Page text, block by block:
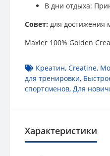
В дни отдыха:
Совет: для достижения
Maxler 100% Golden
Креатин, Creatine,
для тренировки,
спортсменов, Для
Характеристики